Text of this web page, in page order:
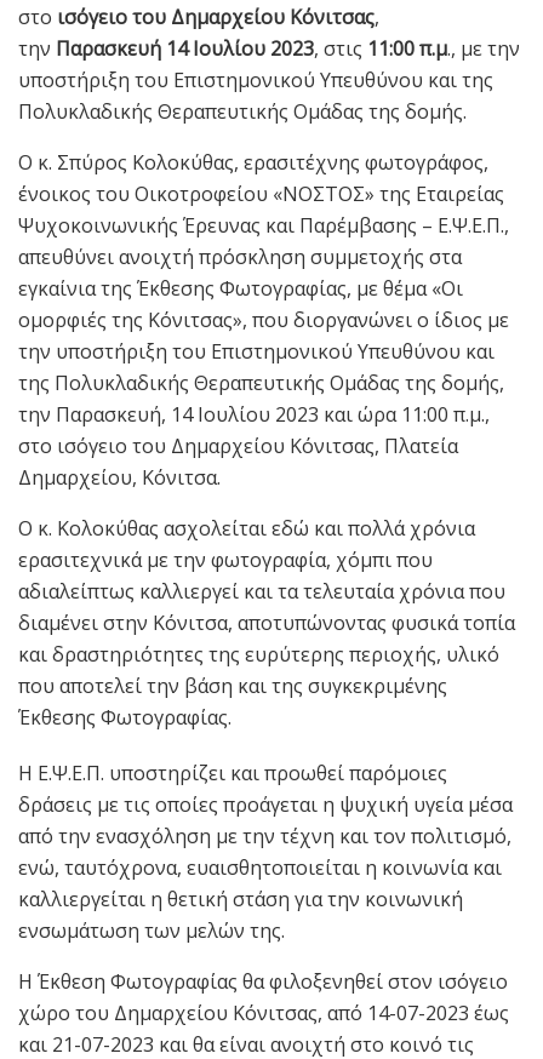
στο ισόγειο του Δημαρχείου Κόνιτσας,
την Παρασκευή 14 Ιουλίου 2023, στις 11:00 π.μ., με την
υποστήριξη του Επιστημονικού Υπευθύνου και της
Πολυκλαδικής Θεραπευτικής Ομάδας της δομής.
O κ. Σπύρος Κολοκύθας, ερασιτέχνης φωτογράφος,
ένοικος του Οικοτροφείου «ΝΟΣΤΟΣ» της Εταιρείας
Ψυχοκοινωνικής Έρευνας και Παρέμβασης – Ε.Ψ.Ε.Π.,
απευθύνει ανοιχτή πρόσκληση συμμετοχής στα
εγκαίνια της Έκθεσης Φωτογραφίας, με θέμα «Οι
ομορφιές της Κόνιτσας», που διοργανώνει ο ίδιος με
την υποστήριξη του Επιστημονικού Υπευθύνου και
της Πολυκλαδικής Θεραπευτικής Ομάδας της δομής,
την Παρασκευή, 14 Ιουλίου 2023 και ώρα 11:00 π.μ.,
στο ισόγειο του Δημαρχείου Κόνιτσας, Πλατεία
Δημαρχείου, Κόνιτσα.
Ο κ. Κολοκύθας ασχολείται εδώ και πολλά χρόνια
ερασιτεχνικά με την φωτογραφία, χόμπι που
αδιαλείπτως καλλιεργεί και τα τελευταία χρόνια που
διαμένει στην Κόνιτσα, αποτυπώνοντας φυσικά τοπία
και δραστηριότητες της ευρύτερης περιοχής, υλικό
που αποτελεί την βάση και της συγκεκριμένης
Έκθεσης Φωτογραφίας.
Η Ε.Ψ.Ε.Π. υποστηρίζει και προωθεί παρόμοιες
δράσεις με τις οποίες προάγεται η ψυχική υγεία μέσα
από την ενασχόληση με την τέχνη και τον πολιτισμό,
ενώ, ταυτόχρονα, ευαισθητοποιείται η κοινωνία και
καλλιεργείται η θετική στάση για την κοινωνική
ενσωμάτωση των μελών της.
Η Έκθεση Φωτογραφίας θα φιλοξενηθεί στον ισόγειο
χώρο του Δημαρχείου Κόνιτσας, από 14-07-2023 έως
και 21-07-2023 και θα είναι ανοιχτή στο κοινό τις